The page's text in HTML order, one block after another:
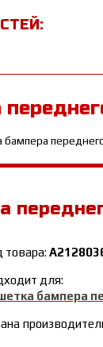
бампера
товара:
для:
бампера